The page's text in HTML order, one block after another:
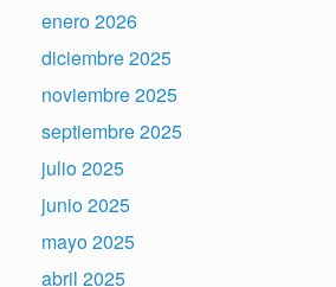
enero 2026
diciembre 2025
noviembre 2025
septiembre 2025
julio 2025
junio 2025
mayo 2025
abril 2025